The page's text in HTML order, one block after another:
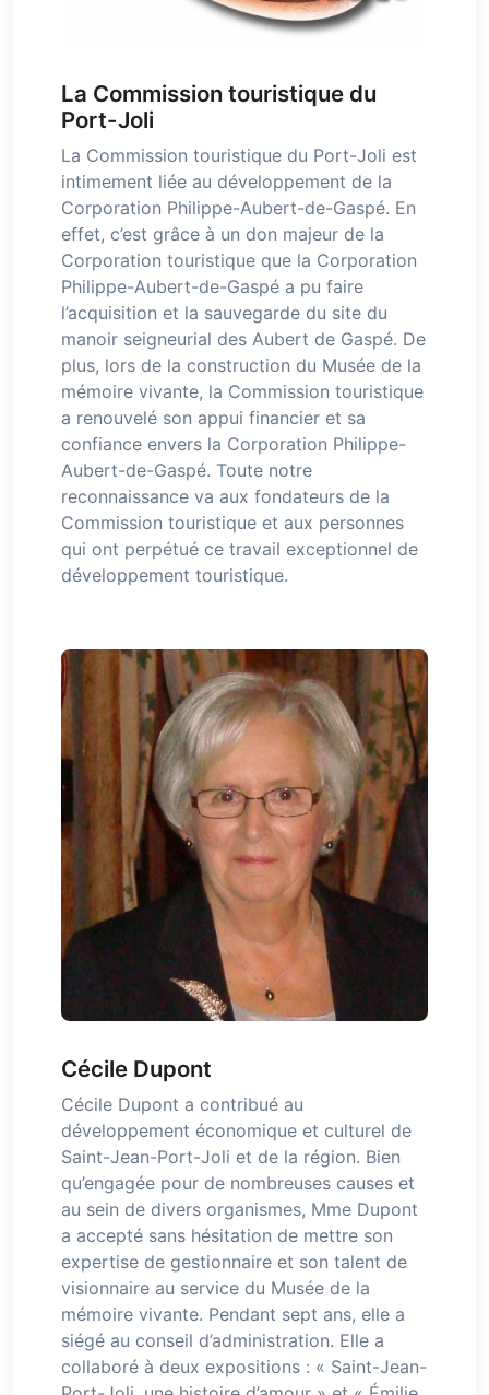
La Commission touristique du
Port-Joli
La Commission touristique du Port-Joli est
intimement liée au développement de la
Corporation Philippe-Aubert-de-Gaspé. En
effet, c’est grâce à un don majeur de la
Corporation touristique que la Corporation
Philippe-Aubert-de-Gaspé a pu faire
l’acquisition et la sauvegarde du site du
manoir seigneurial des Aubert de Gaspé. De
plus, lors de la construction du Musée de la
mémoire vivante, la Commission touristique
a renouvelé son appui financier et sa
confiance envers la Corporation Philippe-
Aubert-de-Gaspé. Toute notre
reconnaissance va aux fondateurs de la
Commission touristique et aux personnes
qui ont perpétué ce travail exceptionnel de
développement touristique.
Cécile Dupont
Cécile Dupont a contribué au
développement économique et culturel de
Saint-Jean-Port-Joli et de la région. Bien
qu’engagée pour de nombreuses causes et
au sein de divers organismes, Mme Dupont
a accepté sans hésitation de mettre son
expertise de gestionnaire et son talent de
visionnaire au service du Musée de la
mémoire vivante. Pendant sept ans, elle a
siégé au conseil d’administration. Elle a
collaboré à deux expositions : « Saint-Jean-